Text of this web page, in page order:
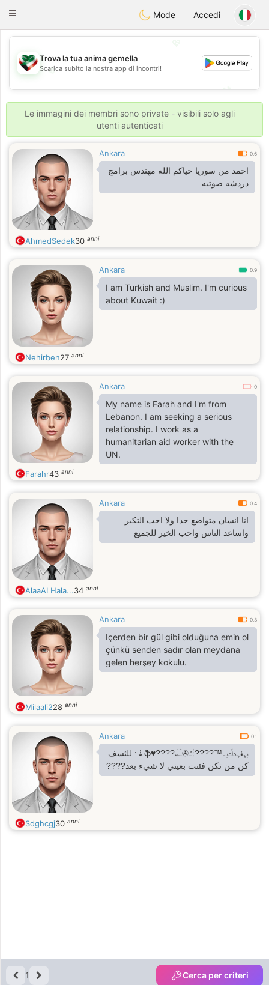
KuwaitChat
Toggle
Mode Accedi
💖
💕
Trova la tua anima gemella
Scarica subito la nostra app di incontri!
Le immagini dei membri sono private - visibili solo agli
utenti autenticati
Ankara 0.6
احمد من سوريا حياكم الله مهندس برامج
دردشه صوتيه
AhmedSedek30 anni
Ankara 0.9
I am Turkish and Muslim. I'm curious
about Kuwait :)
Nehirben27 anni
Ankara 0
My name is Farah and I'm from
Lebanon. I am seeking a serious
relationship. I work as a
humanitarian aid worker with the
UN.
Farahr43 anni
Ankara 0.4
انا انسان متواضع جدا ولا احب التكبر
واساعد الناس واحب الخير للجميع
AlaaALHala...34 anni
Ankara 0.3
Içerden bir gül gibi olduğuna emin ol
çünkü senden sadır olan meydana
gelen herşey kokulu.
Milaali228 anni
Ankara 0.1
بہغہدأديہ™????:ٰ̲ـٌـ✇ـۛۛۦٰ،????♥️ֆ⇣: للئسف
كن من تكن فئنت بعيني لا شيء بعد????
Sdghcgj30 anni
1 Cerca per criteri